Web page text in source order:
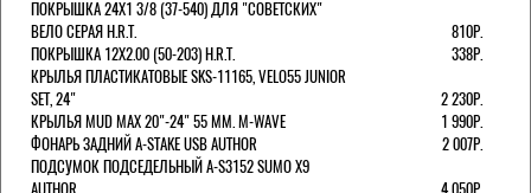
ПОКРЫШКА 24X1 3/8 (37-540) ДЛЯ "СОВЕТСКИХ"
ВЕЛО СЕРАЯ H.R.T.
810Р.
ПОКРЫШКА 12X2.00 (50-203) H.R.T.
338Р.
КРЫЛЬЯ ПЛАСТИКАТОВЫЕ SKS-11165, VELO55 JUNIOR
SET, 24"
2 230Р.
КРЫЛЬЯ MUD MAX 20"-24" 55 ММ. M-WAVE
1 990Р.
ФОНАРЬ ЗАДНИЙ A-STAKE USB AUTHOR
2 007Р.
ПОДСУМОК ПОДСЕДЕЛЬНЫЙ A-S3152 SUMO X9
AUTHOR
4 050Р.